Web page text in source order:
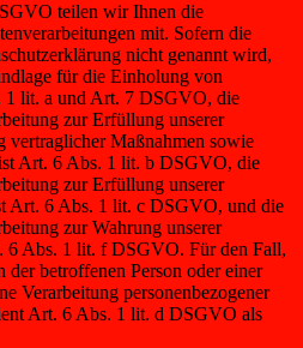
teilen wir Ihnen die
mit. Sofern die
nicht genannt wird,
für die Einholung von
lit. a und Art. 7 DSGVO, die
zur Erfüllung unserer
vertraglicher Maßnahmen sowie
Art. 6 Abs. 1 lit. b DSGVO, die
zur Erfüllung unserer
Art. 6 Abs. 1 lit. c DSGVO, und die
zur Wahrung unserer
6 Abs. 1 lit. f DSGVO. Für den Fall,
der betroffenen Person oder einer
Verarbeitung personenbezogener
Art. 6 Abs. 1 lit. d DSGVO als